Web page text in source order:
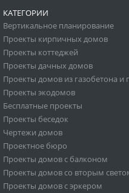
КАТЕГОРИИ
Вертикальное планирование
Проекты кирпичных домов
Проекты коттеджей
Проекты дачных домов
Проекты домов из газобетона и
Проекты экодомов
Бесплатные проекты
Проекты беседок
Чертежи домов
Проектное бюро
Проекты домов с балконом
Проекты домов со вторым
Проекты домов с эркером